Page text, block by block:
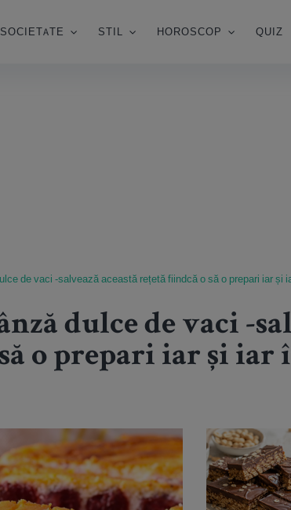
SOCIETATE STIL HOROSCOP QUIZ
de vaci -salvează această rețetă fiindcă o să o prepari iar și
dulce de vaci -
o prepari iar și iar